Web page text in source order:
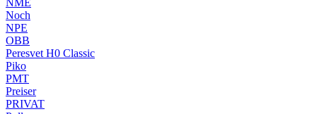
NME
Noch
NPE
OBB
Peresvet H0 Classic
Piko
PMT
Preiser
PRIVAT